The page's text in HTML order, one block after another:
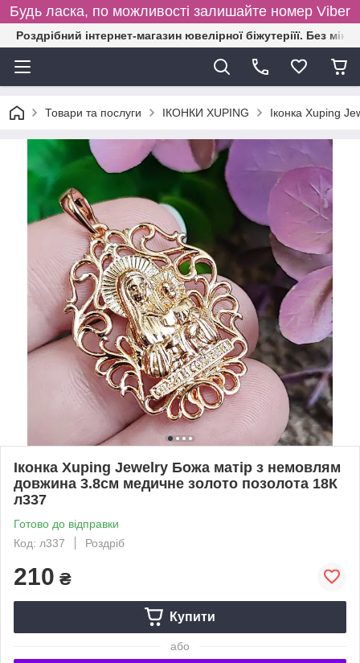
Будь ласка, по можливості залишайте номер Viber
Роздрібний інтернет-магазин ювелірної біжутеріїї. Без
Товари та послуги ІКОНКИ XUPING Іконка Xuping
Іконка Xuping Jewelry Божа матір з немовлям
довжина 3.8см медичне золото позолота 18К
л337
Готово до відправки
Код: л337
Роздріб
210 ₴
Купити
або